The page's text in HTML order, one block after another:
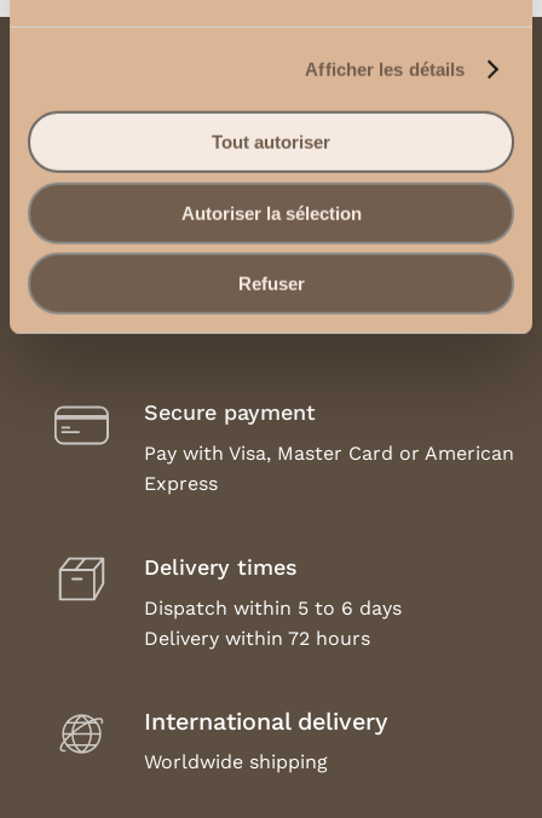
Afficher les détails
Tout autoriser
Autoriser la sélection
Refuser
Contact us
Legal Notice, Terms and Conditions of Use
Secure payment
Pay with Visa, Master Card or American
Express
Delivery times
Dispatch within 5 to 6 days
Delivery within 72 hours
International delivery
Worldwide shipping